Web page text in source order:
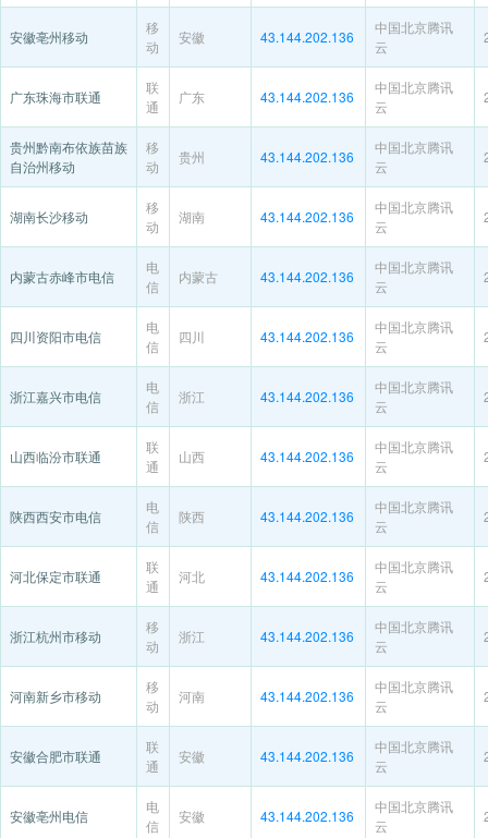
安徽亳州移动
移
动
安徽 43.144.202.136
中国北京腾讯
云
广东珠海市联通
联
通
广东 43.144.202.136
中国北京腾讯
云
贵州黔南布依族苗族
自治州移动
移
动
贵州 43.144.202.136
中国北京腾讯
云
湖南长沙移动
移
动
湖南 43.144.202.136
中国北京腾讯
云
内蒙古赤峰市电信
电
信
内蒙古 43.144.202.136
中国北京腾讯
云
四川资阳市电信
电
信
四川 43.144.202.136
中国北京腾讯
云
浙江嘉兴市电信
电
信
浙江 43.144.202.136
中国北京腾讯
云
山西临汾市联通
联
通
山西 43.144.202.136
中国北京腾讯
云
陕西西安市电信
电
信
陕西 43.144.202.136
中国北京腾讯
云
河北保定市联通
联
通
河北 43.144.202.136
中国北京腾讯
云
浙江杭州市移动
移
动
浙江 43.144.202.136
中国北京腾讯
云
河南新乡市移动
移
动
河南 43.144.202.136
中国北京腾讯
云
安徽合肥市联通
联
通
安徽 43.144.202.136
中国北京腾讯
云
安徽亳州电信
电
信
安徽 43.144.202.136
中国北京腾讯
云